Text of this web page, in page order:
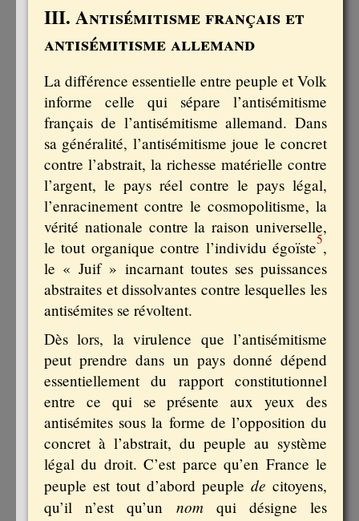
III. Antisémitisme français et
antisémitisme allemand
La différence essentielle entre peuple et Volk
informe celle qui sépare l’antisémitisme
français de l’antisémitisme allemand. Dans
sa généralité, l’antisémitisme joue le concret
contre l’abstrait, la richesse matérielle contre
l’argent, le pays réel contre le pays légal,
l’enracinement contre le cosmopolitisme, la
vérité nationale contre la raison universelle,
le tout organique contre l’individu égoïste5,
le « Juif » incarnant toutes ses puissances
abstraites et dissolvantes contre lesquelles les
antisémites se révoltent.
Dès lors, la virulence que l’antisémitisme
peut prendre dans un pays donné dépend
essentiellement du rapport constitutionnel
entre ce qui se présente aux yeux des
antisémites sous la forme de l’opposition du
concret à l’abstrait, du peuple au système
légal du droit. C’est parce qu’en France le
peuple est tout d’abord peuple de citoyens,
qu’il n’est qu’un nom qui désigne les